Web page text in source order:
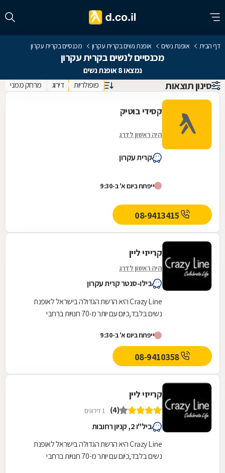
דף הבית אופנת נשים אופנת נשים בקרית עקרון מכנסיים בקרית עקרון
מכנסיים לנשים בקרית עקרון
נמצאו 8 אופנת נשים
סינון תוצאות פופולריות דירוג מרחק ממני
קסידי בוטיק
היה ראשון לדרג
קרית עקרון
ייפתח ביום א' ב-9:30
קרייזי ליין
היה ראשון לדרג
בילו-סנטר קרית עקרון
Crazy Line היא הרשת הגדולה בישראל לאופנת
נשים בלבד,כיום עם יותר מ-70 חנויות ברחבי
הנאמן שלה בגדים...
ייפתח ביום א' ב-9:30
08-9410358
קרייזי ליין
(4) 1 דירוגים
ביל"ו 2, קניון רחובות
Crazy Line היא הרשת הגדולה בישראל לאופנת
נשים בלבד,כיום עם יותר מ-70 חנויות ברחבי